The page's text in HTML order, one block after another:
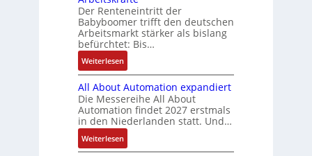
m
e
,
g
e
p
ä
g
t
d
u
e
m
e
e
r
z
u
m
V
o
r
s
t
a
g
e
b
n
i
s
s
e
b
e
s
t
-
u
n
d
M
a
r
k
e
t
n
r
a
u
c
h
t
S
t
r
u
k
Der Renteneintritt der
Babyboomer trifft den deutschen
Arbeitsmarkt stärker als bislang
befürchtet: Bis…
Weiterlesen:
B
i
s
2
0
3
6
All About Automation expandiert
Die Messereihe All About
Automation findet 2027 erstmals
in den Niederlanden statt. Und…
Weiterlesen:
A